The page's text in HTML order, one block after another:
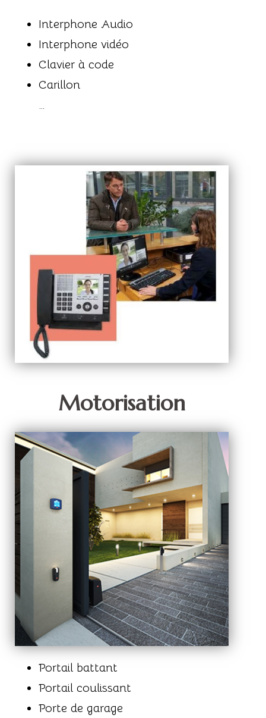
Interphone Audio
Interphone vidéo
Clavier à code
Carillon
…
Motorisation
Portail battant
Portail coulissant
Porte de garage